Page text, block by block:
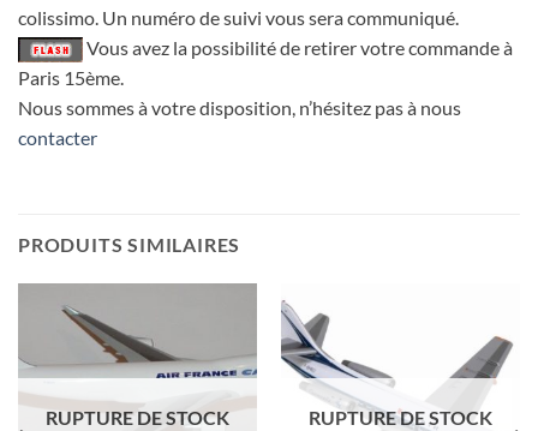
colissimo. Un numéro de suivi vous sera communiqué.
Vous avez la possibilité de retirer votre commande à
Paris 15ème.
Nous sommes à votre disposition, n’hésitez pas à nous
contacter
PRODUITS SIMILAIRES
RUPTURE DE STOCK RUPTURE DE STOCK